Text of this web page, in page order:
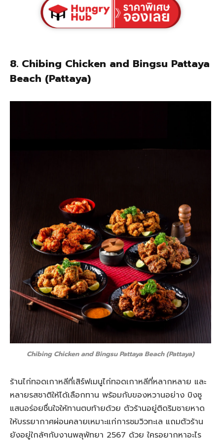
8. Chibing Chicken and Bingsu Pattaya
Beach (Pattaya)
Chibing Chicken and Bingsu Pattaya Beach (Pattaya)
ร้านไก่ทอดเกาหลีที่เสิร์ฟเมนูไก่ทอดเกาหลีที่หลากหลาย และ
หลายรสชาติให้ได้เลือกทาน พร้อมกับของหวานอย่าง บิงซู
แสนอร่อยชื่นใจให้ทานตบท้ายด้วย ตัวร้านอยู่ติดริมชายหาด
ให้บรรยากาศผ่อนคลายเหมาะแก่การชมวิวทะเล แถมตัวร้าน
ยังอยู่ใกล้ๆกับงานพลุพัทยา 2567 ด้วย ใครอยากหาอะไร